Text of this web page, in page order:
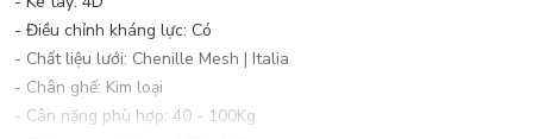
- Điều chỉnh kháng lực: Có
- Chất liệu lưới: Chenille Mesh | Italia
- Chân ghế: Kim loại
- Cân nặng phù hợp: 40 - 100Kg